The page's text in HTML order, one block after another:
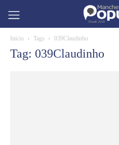
Início Tags 039Claudinho
Tag: 039Claudinho